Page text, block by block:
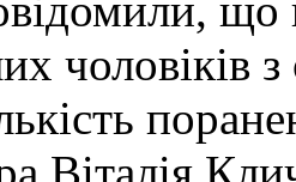
чоловіків
Віталія